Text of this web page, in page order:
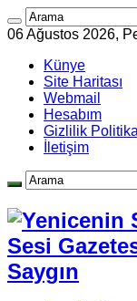
06 Ağustos 2026,
Künye
Site Haritası
Webmail
Hesabım
Gizlilik
İletişim
Sesi
Saygın